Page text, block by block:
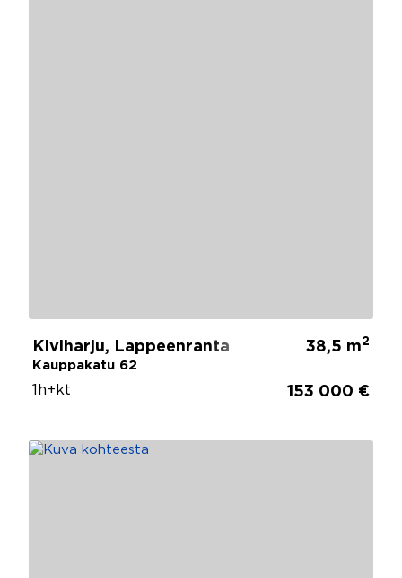
Kiviharju, Lappeenranta
Kauppakatu 62
38,5 m2
1h+kt 153 000 €